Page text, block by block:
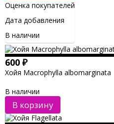
Оценка покупателей
Дата добавления
В наличии
600 ₽
Хойя Macrophylla albomarginata
В наличии
В корзину